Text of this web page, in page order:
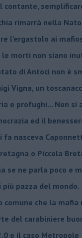
contante,
rimarrà nella
l'ergastolo ai
le morti non siano
di Antoci non è
Vigna, un
e profughi... Non si
ed il
fa nasceva
o Piccola
se ne parla poco e
più pazza del mondo.
comune che la mafia
del carabiniere
e il caso Metropole